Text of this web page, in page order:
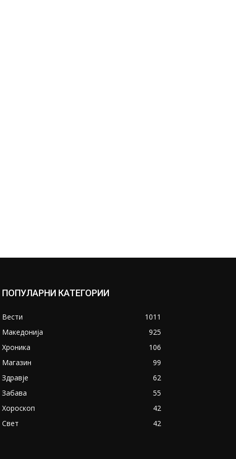
ПОПУЛАРНИ КАТЕГОРИИ
Вести
1011
Македонија
925
Хроника
106
Магазин
99
Здравје
62
Забава
55
Хороскоп
42
Свет
42